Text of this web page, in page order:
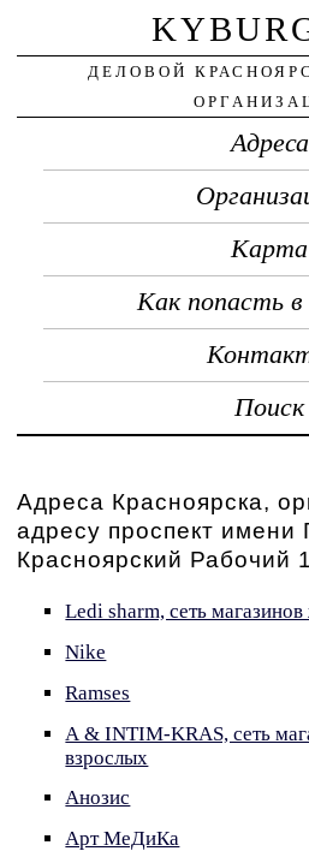
ДЕЛОВОЙ
Адреса
Карта
Как попасть в
Поиск
Адреса Красноярска,
адресу проспект имени
Красноярский Рабочий
Ledi sharm, сеть
Nike
Ramses
А & INTIM-KRAS, сеть
взрослых
Анозис
Арт МеДиКа